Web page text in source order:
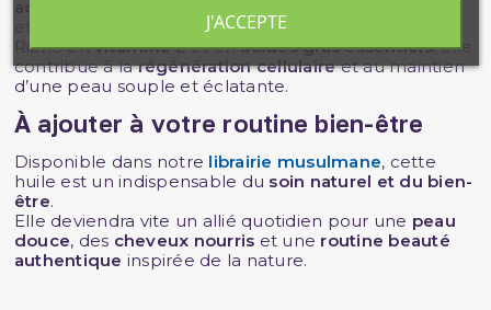
Riche envitamine Eet enacides gras essentiels, elle
contribue à larégénération cellulaireet au maintien
d’une peau souple et éclatante.
À ajouter à votre routine bien-être
Disponible dans notre librairie musulmane, cette
huile est un indispensable du soin naturel et du bien-
être.
Elle deviendra vite un allié quotidien pour une peau
douce, des cheveux nourris et une routine beauté
authentique inspirée de la nature.
J'ACCEPTE